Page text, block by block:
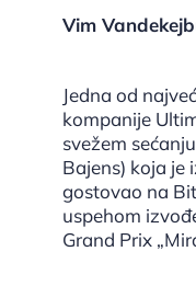
Vim
Jedna od
kompanije
svežem
Bajens) koja je
gostovao na
uspehom
Grand Prix